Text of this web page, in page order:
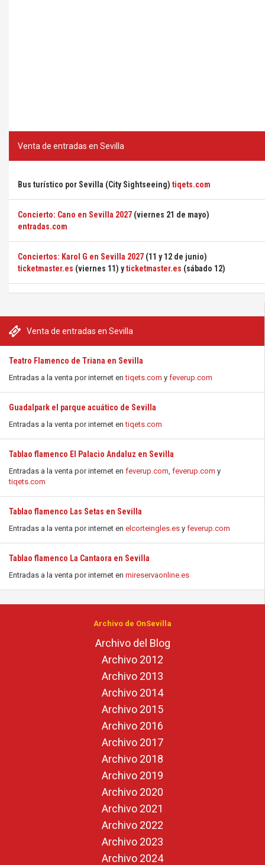
Venta de entradas en Sevilla
Teatro Flamenco de Triana en Sevilla
Entradas a la venta por internet entiqets.com y feverup.com
Guadalpark el parque acuático de Sevilla
Entradas a la venta por internet entiqets.com
Tablao flamenco El Palacio Andaluz en Sevilla
Entradas a la venta por internet en feverup.com, feverup.com y
tiqets.com
Tablao flamenco Las Setas en Sevilla
Entradas a la venta por internet en elcorteingles.es y feverup.com
Tablao flamenco La Cantaora en Sevilla
Entradas a la venta por internet en mireservaonline.es
Venta de entradas en Sevilla
Bus turístico por Sevilla (City Sightseeing) tiqets.com
Concierto: Cano en Sevilla 2027 (viernes 21 de mayo)
entradas.com
Conciertos: Karol G en Sevilla 2027 (11 y 12 de junio)
ticketmaster.es (viernes 11) yticketmaster.es (sábado 12)
Archivo de OnSevilla
Archivo del Blog
Archivo 2012
Archivo 2013
Archivo 2014
Archivo 2015
Archivo 2016
Archivo 2017
Archivo 2018
Archivo 2019
Archivo 2020
Archivo 2021
Archivo 2022
Archivo 2023
Archivo 2024